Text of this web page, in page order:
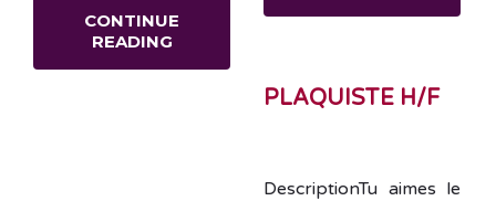
CONTINUE
READING
PLAQUISTE H/F
DescriptionTu aimes le